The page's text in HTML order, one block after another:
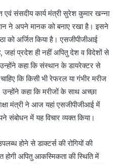
एवं संसदीय कार्य मंत्री सुरेश कुमार खन्ना
ने अपने मानक को बनाए रखा है। इसने
को अर्जित किया है। एसजीपीजीआई
जहां प्रदेश ही नहीं अपितु देश व विदेशों से
कहा कि संस्थान के डायरेक्टर से
कि किसी भी रेफरल या गंभीर मरीज
कहा कि मरीजों के साथ अच्छा
मंत्री ने आज यहां एसजीपीजीआई में
संबोधन में यह विचार व्यक्त किया।
होने से डाक्टर्स की रोगियों की
अपितु आकस्मिकता की स्थिति में